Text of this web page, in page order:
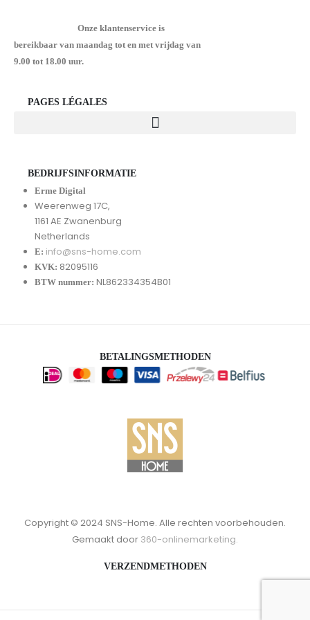
Onze klantenservice is
bereikbaar van maandag tot en met vrijdag van
9.00 tot 18.00 uur.
PAGES LÉGALES
BEDRIJFSINFORMATIE
Erme Digital
Weerenweg 17C,
1161 AE Zwanenburg
Netherlands
E: info@sns-home.com
KVK: 82095116
BTW nummer: NL862334354B01
BETALINGSMETHODEN
Copyright © 2024 SNS-Home. Alle rechten voorbehouden.
Gemaakt door 360-onlinemarketing.
VERZENDMETHODEN